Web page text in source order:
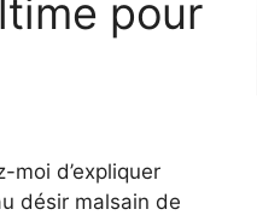
pour
d’expliquer
désir malsain de